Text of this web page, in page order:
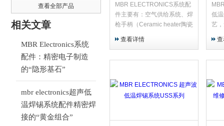
查看全部产品
相关文章
MBR Electronics系统
配件：精密电子制造
的“隐形基石”
mbr electronics超声低
温焊锡系统配件精密焊
接的“黄金组合”
统配件USS-9210配件
MBR ELECTRONICS系统配
件主要有：空气供给系统、焊
枪手柄（Ceramic heater陶瓷
不锈钢套管、手柄电缆和脚踏
查看详情
声
低
艺
高
中